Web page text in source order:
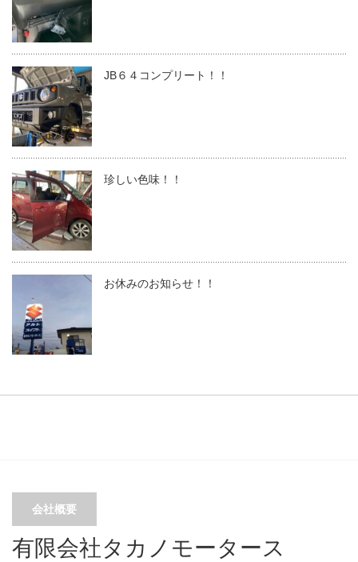
JB６４コンプリート！！
珍しい色味！！
お休みのお知らせ！！
会社概要
有限会社タカノモータース